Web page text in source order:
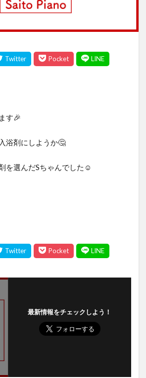
す🎉
浴剤にしようか🤔
を選んだSちゃんでした☺️
最新情報をチェックしよう！